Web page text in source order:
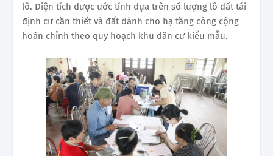
lô. Diện tích được ước tính dựa trên số lượng lô đất tái
định cư cần thiết và đất dành cho hạ tầng công cộng
hoàn chỉnh theo quy hoạch khu dân cư kiểu mẫu.